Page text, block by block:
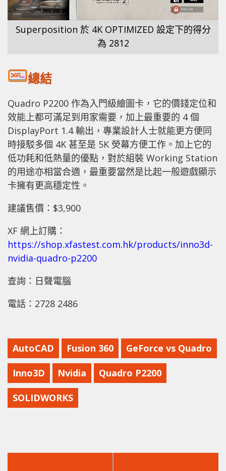
Superposition 於 4K OPTIMIZED 設定下的得分
為 2812
總結
Quadro P2200 作為入門級繪圖卡，它的價錢定位和
效能上都可滿足到用家需要，加上最重要的 4 個
DisplayPort 1.4 輸出，專業設計人士就能更方便同
時接駁多個 4K 甚至是 5K 熒幕方便工作。加上它的
低功耗和低熱量的優點，對於組裝 Working Station
的用途亦相當合適，最重要當然是比起一般遊戲顯示
卡擁有更高穩定性。
建議售價：$3,900
XF 網上訂購：
https://shop.xfastest.com.hk/products/inno3d-
nvidia-quadro-p2200
查詢：日聲電腦
電話：2728 2486
AutoCAD Fusion 360 GeForce vs Quadro
Inno3D Nvidia Quadro P2200
SOLIDWORKS